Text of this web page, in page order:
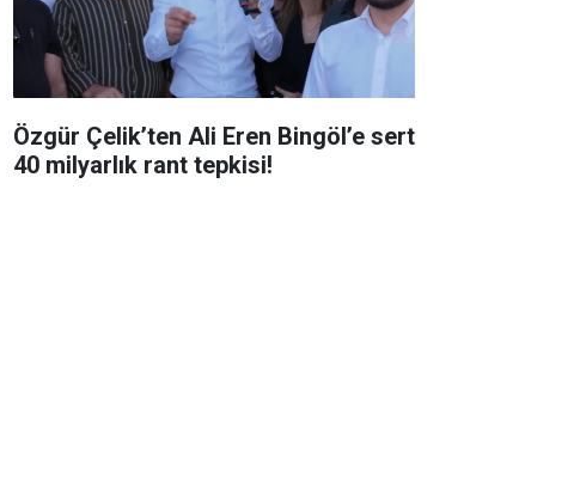
Özgür Çelik’ten Ali Eren Bingöl’e sert
40 milyarlık rant tepkisi!